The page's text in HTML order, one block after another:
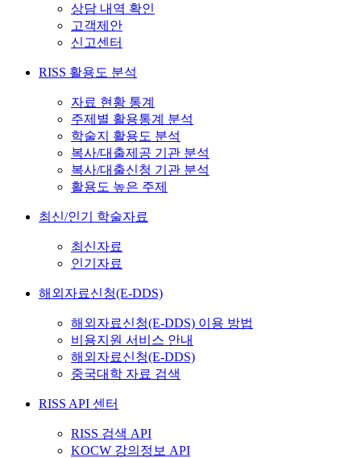
상담 내역 확인
고객제안
신고센터
RISS 활용도 분석
자료 현황 통계
주제별 활용통계 분석
학술지 활용도 분석
복사/대출제공 기관 분석
복사/대출신청 기관 분석
활용도 높은 주제
최신/인기 학술자료
최신자료
인기자료
해외자료신청(E-DDS)
해외자료신청(E-DDS) 이용 방법
비용지원 서비스 안내
해외자료신청(E-DDS)
중국대학 자료 검색
RISS API 센터
RISS 검색 API
KOCW 강의정보 API